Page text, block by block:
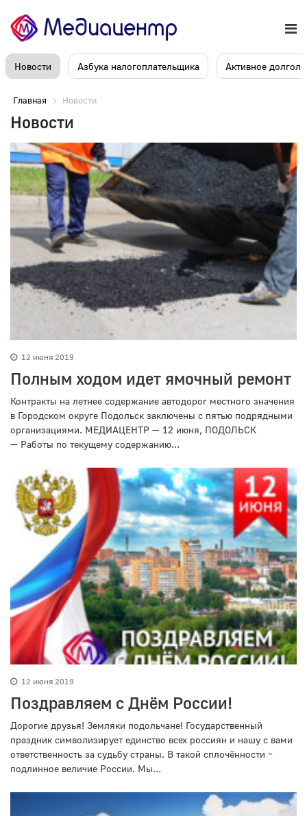
Новости Азбука налогоплательщика Активное
Главная Новости
Новости
12 июня 2019
Полным ходом идет ямочный ремонт
Контракты на летнее содержание автодорог местного значения
в Городском округе Подольск заключены с пятью подрядными
организациями. МЕДИАЦЕНТР — 12 июня, ПОДОЛЬСК
— Работы по текущему содержанию...
12 июня 2019
Поздравляем с Днём России!
Дорогие друзья! Земляки подольчане! Государственный
праздник символизирует единство всех россиян и нашу с вами
ответственность за судьбу страны. В такой сплочённости –
подлинное величие России. Мы...